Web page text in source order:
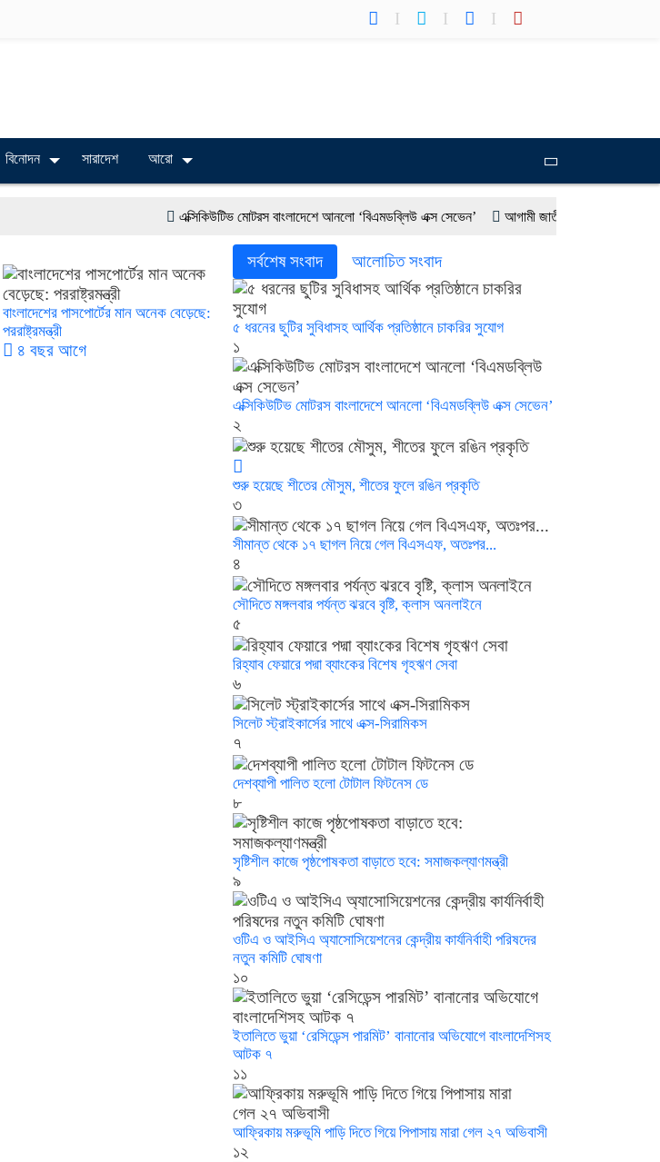
বিনোদন সারাদেশ আরো
এক্সিকিউটিভ মোটরস বাংলাদেশে আনলো ‘বিএমডব্লিউ এক্স সেভেন’ আগামী জাতীয় সংসদ নির্বাচন ইভিএম না
বাংলাদেশের তৈরি পোশাকের বড় বাজার হতে পারে ব্রাজিল : দেশটির রাষ্ট্রদূত
বাংলাদেশের পাসপোর্টের মান অনেক বেড়েছে:
পররাষ্ট্রমন্ত্রী
৪ বছর আগে
সর্বশেষ সংবাদ আলোচিত সংবাদ
৫ ধরনের ছুটির সুবিধাসহ আর্থিক প্রতিষ্ঠানে চাকরির সুযোগ
১
এক্সিকিউটিভ মোটরস বাংলাদেশে আনলো ‘বিএমডব্লিউ এক্স সেভেন’
২
শুরু হয়েছে শীতের মৌসুম, শীতের ফুলে রঙিন প্রকৃতি
৩
সীমান্ত থেকে ১৭ ছাগল নিয়ে গেল বিএসএফ, অতঃপর...
৪
সৌদিতে মঙ্গলবার পর্যন্ত ঝরবে বৃষ্টি, ক্লাস অনলাইনে
৫
রিহ্যাব ফেয়ারে পদ্মা ব্যাংকের বিশেষ গৃহঋণ সেবা
৬
সিলেট স্ট্রাইকার্সের সাথে এক্স-সিরামিকস
৭
দেশব্যাপী পালিত হলো টোটাল ফিটনেস ডে
৮
সৃষ্টিশীল কাজে পৃষ্ঠপোষকতা বাড়াতে হবে: সমাজকল্যাণমন্ত্রী
৯
ওটিএ ও আইসিএ অ্যাসোসিয়েশনের কেন্দ্রীয় কার্যনির্বাহী পরিষদের
নতুন কমিটি ঘোষণা
১০
ইতালিতে ভুয়া ‘রেসিডেন্স পারমিট’ বানানোর অভিযোগে বাংলাদেশিসহ
আটক ৭
১১
আফ্রিকায় মরুভূমি পাড়ি দিতে গিয়ে পিপাসায় মারা গেল ২৭ অভিবাসী
১২